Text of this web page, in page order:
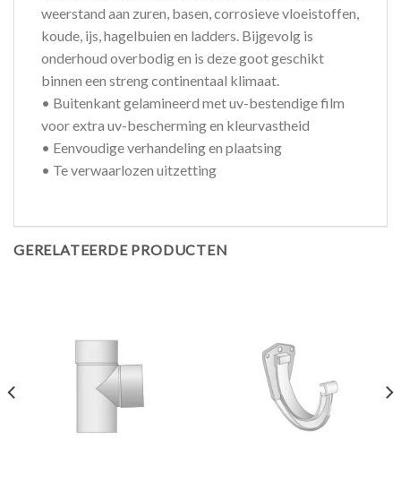
weerstand aan zuren, basen, corrosieve vloeistoffen,
koude, ijs, hagelbuien en ladders. Bijgevolg is
onderhoud overbodig en is deze goot geschikt
binnen een streng continentaal klimaat.
• Buitenkant gelamineerd met uv-bestendige film
voor extra uv-bescherming en kleurvastheid
• Eenvoudige verhandeling en plaatsing
• Te verwaarlozen uitzetting
GERELATEERDE PRODUCTEN